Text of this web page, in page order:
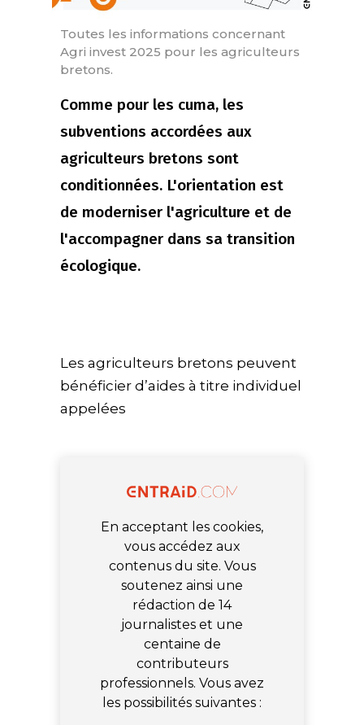
Toutes les informations concernant
Agri invest 2025 pour les agriculteurs
bretons.
Comme pour les cuma, les
subventions accordées aux
agriculteurs bretons sont
conditionnées. L'orientation est
de moderniser l'agriculture et de
l'accompagner dans sa transition
écologique.
Les agriculteurs bretons peuvent
bénéficier d’aides à titre individuel
appelées
En acceptant les cookies,
vous accédez aux
contenus du site. Vous
soutenez ainsi une
rédaction de 14
journalistes et une
centaine de
contributeurs
professionnels. Vous avez
les possibilités suivantes :